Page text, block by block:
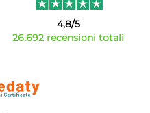
4,8/5
26.692 recensioni totali